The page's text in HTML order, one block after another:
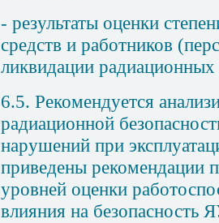
- результаты оценки
средств и работников
ликвидации
6.5. Рекомендуется
радиационной
нарушений при
приведены рекомендации
уровней оценки
влияния на безопасность